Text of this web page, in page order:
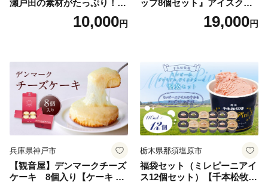
瀬戸田の素材がたっぷり！ジ
10,000円
ップ8個セット』アイスクリ
ーム アイス スイーツ デザー
19,000円
兵庫県神戸市
【観音屋】デンマークチーズ
ケーキ 8個入り【ケーキ チ
栃木県那須塩原市
福袋セット（ミレピーニアイ
ス12個セット）【千本松牧